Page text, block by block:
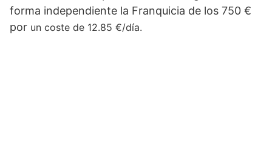
forma independiente la Franquicia de los 750 €
por un coste de 12.85 €/día.